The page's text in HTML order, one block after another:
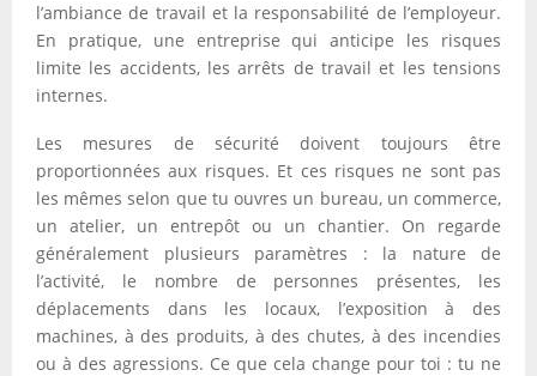
l’ambiance de travail et la responsabilité de l’employeur.
En pratique, une entreprise qui anticipe les risques
limite les accidents, les arrêts de travail et les tensions
internes.
Les mesures de sécurité doivent toujours être
proportionnées aux risques. Et ces risques ne sont pas
les mêmes selon que tu ouvres un bureau, un commerce,
un atelier, un entrepôt ou un chantier. On regarde
généralement plusieurs paramètres : la nature de
l’activité, le nombre de personnes présentes, les
déplacements dans les locaux, l’exposition à des
machines, à des produits, à des chutes, à des incendies
ou à des agressions. Ce que cela change pour toi : tu ne